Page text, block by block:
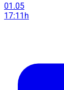
01.05
17:11h